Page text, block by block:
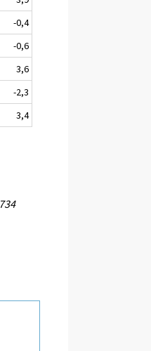
-0,4
-0,6
3,6
-2,3
3,4